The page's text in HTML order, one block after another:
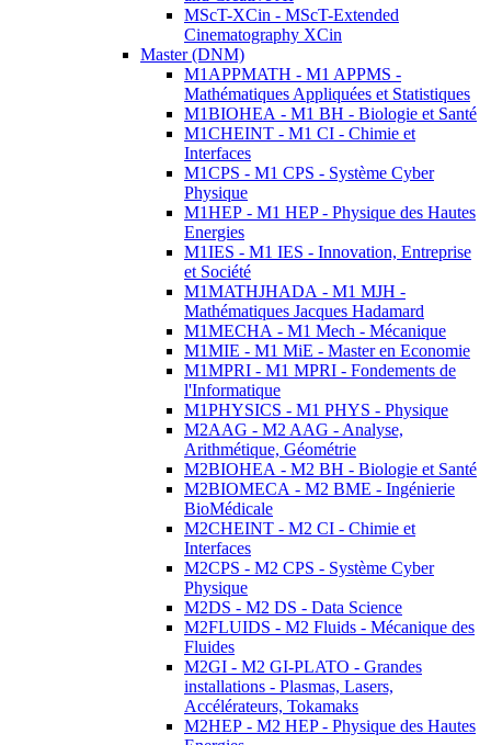
MScT-XCin - MScT-Extended
Cinematography XCin
Master (DNM)
M1APPMATH - M1 APPMS -
Mathématiques Appliquées et Statistiques
M1BIOHEA - M1 BH - Biologie et Santé
M1CHEINT - M1 CI - Chimie et
Interfaces
M1CPS - M1 CPS - Système Cyber
Physique
M1HEP - M1 HEP - Physique des Hautes
Energies
M1IES - M1 IES - Innovation, Entreprise
et Société
M1MATHJHADA - M1 MJH -
Mathématiques Jacques Hadamard
M1MECHA - M1 Mech - Mécanique
M1MIE - M1 MiE - Master en Economie
M1MPRI - M1 MPRI - Fondements de
l'Informatique
M1PHYSICS - M1 PHYS - Physique
M2AAG - M2 AAG - Analyse,
Arithmétique, Géométrie
M2BIOHEA - M2 BH - Biologie et Santé
M2BIOMECA - M2 BME - Ingénierie
BioMédicale
M2CHEINT - M2 CI - Chimie et
Interfaces
M2CPS - M2 CPS - Système Cyber
Physique
M2DS - M2 DS - Data Science
M2FLUIDS - M2 Fluids - Mécanique des
Fluides
M2GI - M2 GI-PLATO - Grandes
installations - Plasmas, Lasers,
Accélérateurs, Tokamaks
M2HEP - M2 HEP - Physique des Hautes